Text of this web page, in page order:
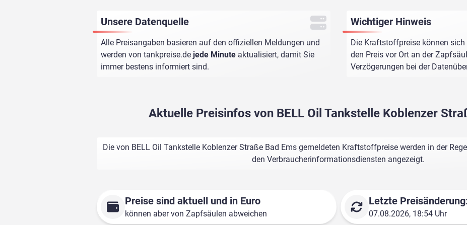
Unsere Datenquelle
Alle Preisangaben basieren auf den offiziellen Meldungen und
werden von tankpreise.de jede Minute aktualisiert, damit Sie
immer bestens informiert sind.
Wichtiger Hinweis
Die Kraftstoffpreise können
den Preis vor Ort an der
Verzögerungen bei der
Aktuelle Preisinfos von BELL Oil Tankstelle Koblenzer
Die von BELL Oil Tankstelle Koblenzer Straße Bad Ems gemeldeten Kraftstoffpreise werden in der
den Verbraucherinformationsdiensten angezeigt.
Preise sind aktuell und in Euro
können aber von Zapfsäulen abweichen
Letzte
07.08.2026, 18:54 Uhr